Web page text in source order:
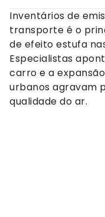
Inventários de
transporte é o
de efeito estufa
Especialistas
carro e a
urbanos agravam
qualidade do ar.